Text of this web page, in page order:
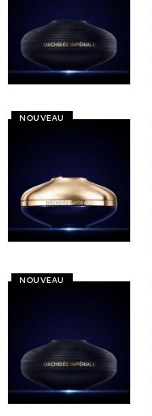
NOUVEAU
NOUVEAU